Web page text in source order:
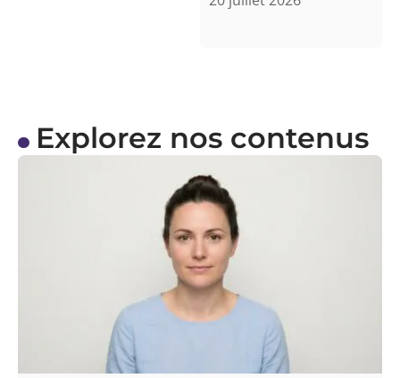
Explorez nos contenus